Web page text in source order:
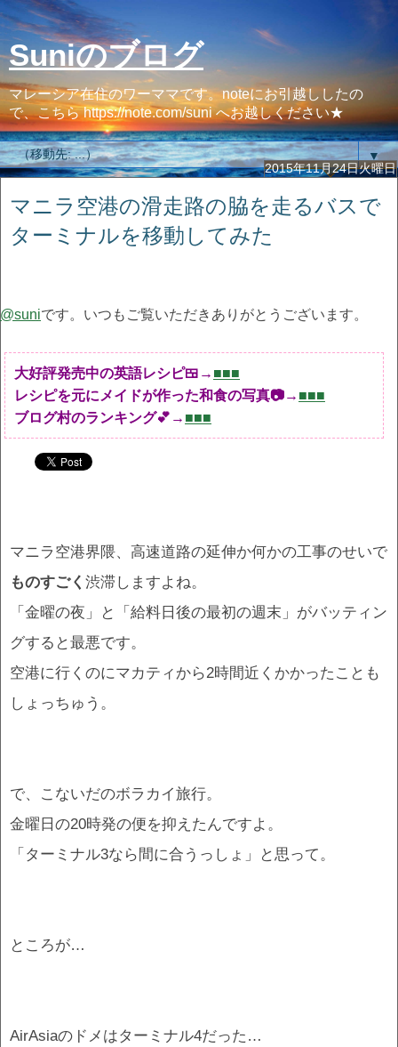
Suniのブログ
マレーシア在住のワーママです。noteにお引越ししたの
で、こちら https://note.com/suni へお越しください★
▼
2015年11月24日火曜日
マニラ空港の滑走路の脇を走るバスで
ターミナルを移動してみた
@suniです。いつもご覧いただきありがとうございます。
大好評発売中の英語レシピ🍱→ ■■■
レシピを元にメイドが作った和食の写真📷→ ■■■
ブログ村のランキング💕→ ■■■
マニラ空港界隈、高速道路の延伸か何かの工事のせいで
ものすごく 渋滞しますよね。
「金曜の夜」と「給料日後の最初の週末」がバッティン
グすると最悪です。
空港に行くのにマカティから2時間近くかかったことも
しょっちゅう。
で、こないだのボラカイ旅行。
金曜日の20時発の便を抑えたんですよ。
「ターミナル3なら間に合うっしょ」と思って。
ところが…
AirAsiaのドメはターミナル4だった…